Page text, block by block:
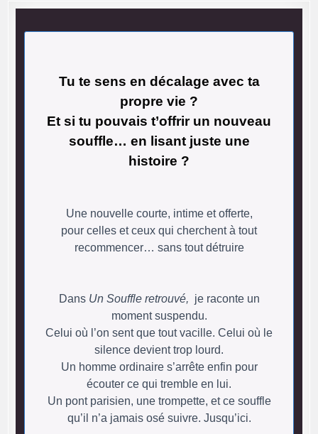
Tu te sens en décalage avec ta
propre vie ?
Et si tu pouvais t’offrir un nouveau
souffle… en lisant juste une
histoire ?
Une nouvelle courte, intime et offerte,
pour celles et ceux qui cherchent à tout
recommencer… sans tout détruire
Dans Un Souffle retrouvé, je raconte un
moment suspendu.
Celui où l’on sent que tout vacille. Celui où le
silence devient trop lourd.
Un homme ordinaire s’arrête enfin pour
écouter ce qui tremble en lui.
Un pont parisien, une trompette, et ce souffle
qu’il n’a jamais osé suivre. Jusqu’ici.